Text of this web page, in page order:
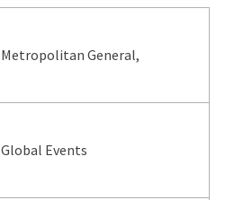
Metropolitan General,
Global Events